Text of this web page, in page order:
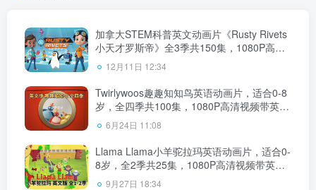
加拿大STEM科普英文动画片《Rusty Rivets
小天才罗斯帝》全3季共150集，1080P高清
视频带英文字幕，百度云网盘下载！
12月11日 12:34
Twirlywoos趣趣知知鸟英语动画片，适合0-8
岁，全四季共100集，1080P高清视频带英文
字幕，百度云网盘下载
6月24日 11:08
Llama Llama小羊驼拉玛英语动画片，适合0-
8岁，全2季共25集，1080P高清视频带英文
字幕，百度云网盘下载
9月27日 18:34